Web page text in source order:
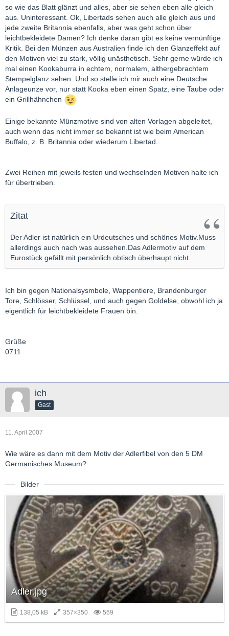
so wie das Blatt glänzt und alles, aber sie sehen eben alle gleich
aus. Uninteressant. Ok, Libertads sehen auch alle gleich aus und
jede zweite Britannia ebenfalls, aber was geht schon über
leichtbekleidete Damen? Ich denke daran gibt es keine vernünftige
Kritik. Bei den Münzen aus Australien finde ich den Glanzeffekt auf
den Motiven viel zu stark, völlig unästhetisch. Sehr gerne würde ich
mal einen Kookaburra in echtem, normalem, althergebrachtem
Stempelglanz sehen. Und so stelle ich mir auch eine Deutsche
Anlageunze vor, nur statt Kooka eben einen Spatz, eine Taube oder
ein Grillhähnchen
Einige bekannte Münzmotive sind von alten Vorlagen abgeleitet,
auch wenn das nicht immer so bekannt ist wie beim American
Buffalo, z. B. Britannia oder wiederum Libertad.
Zwei Reihen mit jeweils festen und wechselnden Motiven halte ich
für übertrieben.
Zitat
Der Adler ist natürlich ein Urdeutsches und schönes Motiv.Muss
allerdings auch nach was aussehen.Das Adlermotiv auf dem
Eurostück gefällt mit persönlich obtisch überhaupt nicht.
Ich bin gegen Nationalsysmbole, Wappentiere, Brandenburger
Tore, Schlösser, Schlüssel, und auch gegen Goldelse, obwohl ich ja
eigentlich für leichtbekleidete Frauen bin.
Grüße
0711
ich
Gast
11. April 2007
Wie wäre es dann mit dem Motiv der Adlerfibel von den 5 DM
Germanisches Museum?
Bilder
Adler.jpg
138,05 kB 357×350 569